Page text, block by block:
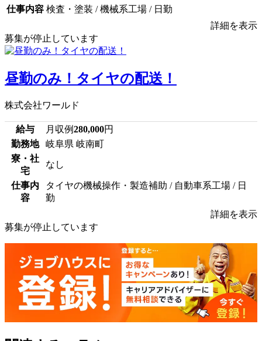
仕事内容 検査・塗装 / 機械系工場 / 日勤
詳細を表示
募集が停止しています
昼勤のみ！タイヤの配送！
株式会社ワールド
給与 月収例280,000円
勤務地
岐阜県 岐南町
寮・社
宅
なし
仕事内
容
タイヤの機械操作・製造補助 / 自動車系工場 / 日
勤
詳細を表示
募集が停止しています